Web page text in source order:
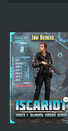
14
15
16
17
18